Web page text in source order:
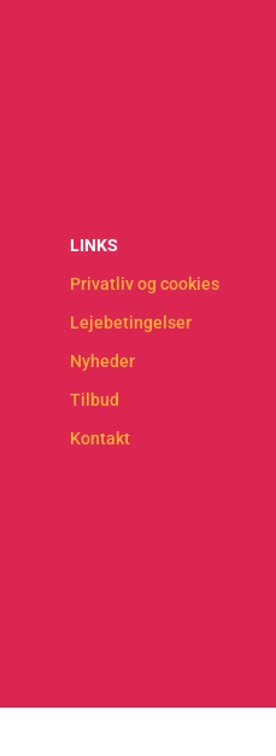
LINKS
Privatliv og cookies
Lejebetingelser
Nyheder
Tilbud
Kontakt